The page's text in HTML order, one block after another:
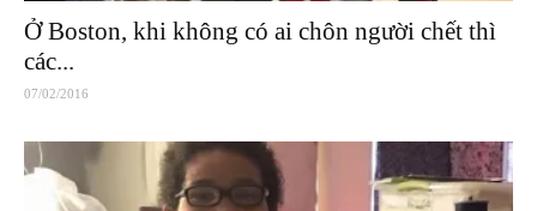
Ở Boston, khi không có ai chôn người chết thì
các...
07/02/2016